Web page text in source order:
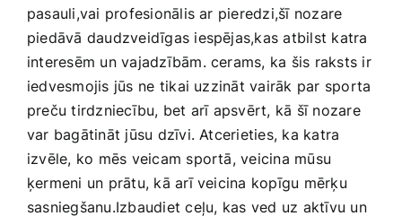
pasauli,vai profesionālis ar ‍pieredzi,šī ​nozare
piedāvā daudzveidīgas ‍iespējas,kas atbilst katra‍
interesēm un vajadzībām. cerams, ka šis raksts ir
iedvesmojis jūs ⁣ne tikai‌ uzzināt vairāk par sporta
preču tirdzniecību, bet arī apsvērt, kā šī nozare
var bagātināt jūsu dzīvi. Atcerieties, ka katra
izvēle, ko mēs veicam sportā, veicina mūsu
ķermeni un prātu, kā arī veicina kopīgu ‌mērķu
sasniegšanu.Izbaudiet ceļu, kas ved⁤ uz aktīvu un